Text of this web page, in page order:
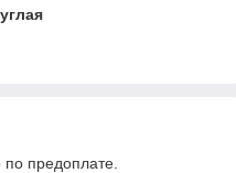
по предоплате.